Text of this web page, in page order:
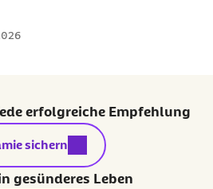
erfolgreiche Empfehlung
Link:
sichern
gesünderes Leben